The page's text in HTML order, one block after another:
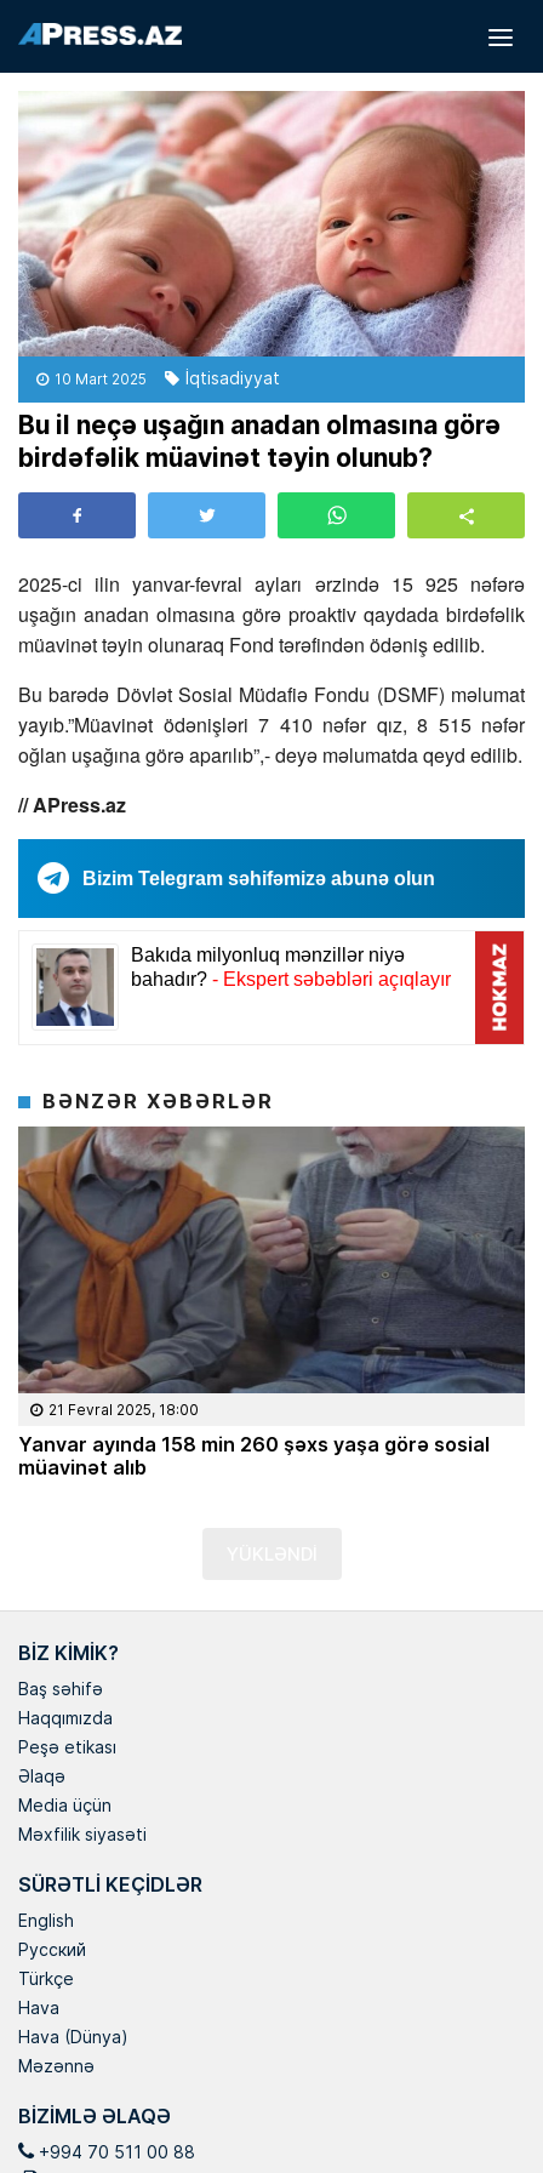
10 Mart 2025 İqtisadiyyat
Bu il neçə uşağın anadan olmasına görə
birdəfəlik müavinət təyin olunub?
2025-ci ilin yanvar-fevral ayları ərzində 15 925 nəfərə
uşağın anadan olmasına görə proaktiv qaydada birdəfəlik
müavinət təyin olunaraq Fond tərəfindən ödəniş edilib.
Bu barədə Dövlət Sosial Müdafiə Fondu (DSMF) məlumat
yayıb.”Müavinət ödənişləri 7 410 nəfər qız, 8 515 nəfər
oğlan uşağına görə aparılıb”,- deyə məlumatda qeyd edilib.
// APress.az
Bizim Telegram səhifəmizə abunə olun
BƏNZƏR XƏBƏRLƏR
21 Fevral 2025, 18:00
Yanvar ayında 158 min 260 şəxs yaşa görə sosial
müavinət alıb
BIZ KIMIK?
Baş səhifə
Haqqımızda
Peşə etikası
Əlaqə
Media üçün
Məxfilik siyasəti
SÜRƏTLI KEÇIDLƏR
English
Русский
Türkçe
Hava
Hava (Dünya)
Məzənnə
BIZIMLƏ ƏLAQƏ
+994 70 511 00 88